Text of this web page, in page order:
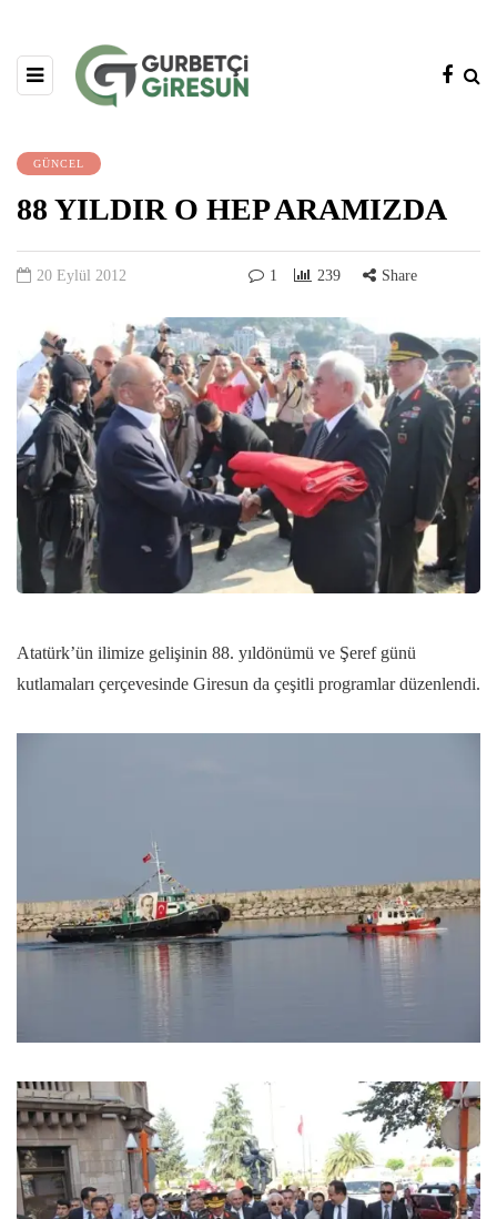
GÜNCEL
88 YILDIR O HEP ARAMIZDA
20 Eylül 2012 1 239 Share
Atatürk’ün ilimize gelişinin 88. yıldönümü ve Şeref günü
kutlamaları çerçevesinde Giresun da çeşitli programlar düzenlendi.